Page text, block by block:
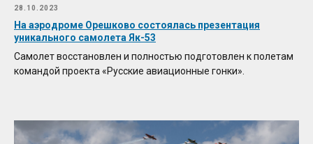
28.10.2023
На аэродроме Орешково состоялась презентация
уникального самолета Як-53
Cамолет восстановлен и полностью подготовлен к полетам
командой проекта «Русские авиационные гонки».